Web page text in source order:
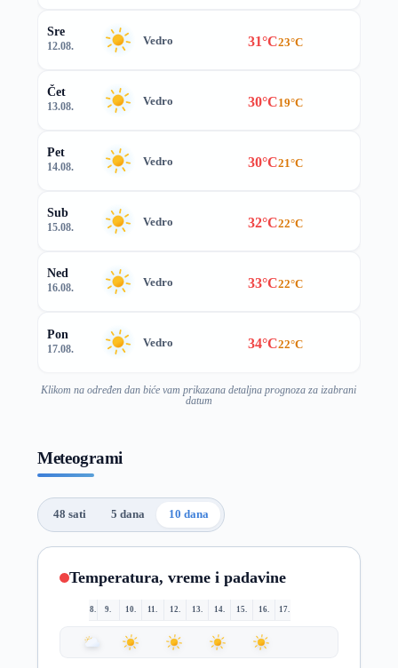
Sre
12.08. Vedro 31°C23°C
Čet
13.08. Vedro 30°C19°C
Pet
14.08. Vedro 30°C21°C
Sub
15.08. Vedro 32°C22°C
Ned
16.08. Vedro 33°C22°C
Pon
17.08. Vedro 34°C22°C
Klikom na određen dan biće vam prikazana detaljna prognoza za izabrani
datum
Meteogrami
48 sati 5 dana 10 dana
Temperatura, vreme i padavine
8. 9. 10. 11. 12. 13. 14. 15. 16. 17.